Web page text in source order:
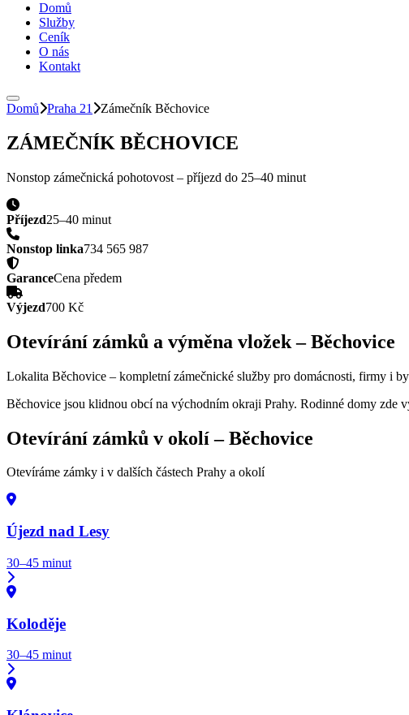
Domů
Služby
Ceník
O nás
Kontakt
Domů Praha 21 Zámečník Běchovice
ZÁMEČNÍK BĚCHOVICE
Nonstop zámečnická pohotovost – příjezd do 25–40 minut
Příjezd25–40 minut
Nonstop linka734 565 987
GaranceCena předem
Výjezd700 Kč
Otevírání zámků a výměna vložek –Běchovice
Lokalita Běchovice – kompletní zámečnické služby pro domácnosti, firmy i
Běchovice jsou klidnou obcí na východním okraji Prahy. Rodinné domy zde
Otevírání zámků v okolí –Běchovice
Otevíráme zámky i v dalších částech Prahy a okolí
Újezd nad Lesy
30–45 minut
Koloděje
30–45 minut